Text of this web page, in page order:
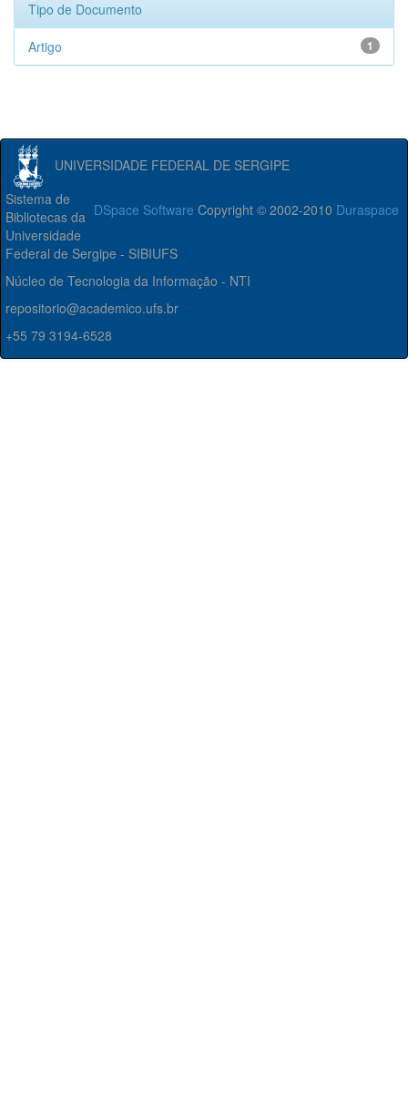
Tipo de Documento
1
Artigo
UNIVERSIDADE FEDERAL DE SERGIPE
DSpace Software Copyright © 2002-2010 Duraspace
Sistema de
Bibliotecas da
Universidade
Federal de Sergipe - SIBIUFS
Núcleo de Tecnologia da Informação - NTI
repositorio@academico.ufs.br
+55 79 3194-6528